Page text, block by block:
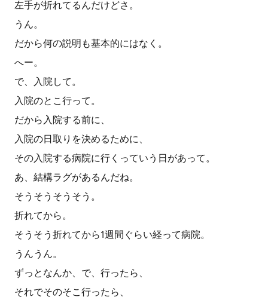
左手が折れてるんだけどさ。
うん。
だから何の説明も基本的にはなく。
へー。
で、入院して。
入院のとこ行って。
だから入院する前に、
入院の日取りを決めるために、
その入院する病院に行くっていう日があって。
あ、結構ラグがあるんだね。
そうそうそうそう。
折れてから。
そうそう折れてから1週間ぐらい経って病院。
うんうん。
ずっとなんか、で、行ったら、
それでそのそこ行ったら、